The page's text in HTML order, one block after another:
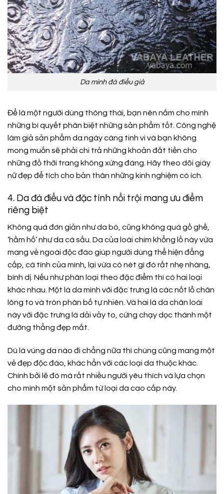
Da mình đà điểu giả
Để là một người dùng thông thái, bạn nên nắm cho mình
những bí quyết phân biệt những sản phẩm tốt. Công nghệ
làm giả sản phẩm da ngày càng tinh vi và bạn không
mong muốn sẽ phải chi trả những khoản đắt tiền cho
những đồ thời trang không xứng đáng. Hãy theo dõi giày
nữ đẹp để tích cho bản thân những kinh nghiệm có ích.
4. Da đà điểu và đặc tính nổi trội mang ưu điểm
riêng biệt
Không quá đơn giản như da bò, cũng không quá gồ ghề,
‘hầm hố’ như da cá sấu. Da của loài chim khổng lồ này vừa
mang vẻ ngoài độc đáo giúp người dùng thể hiện đẳng
cấp, cá tính của mình, lại vừa có nét gì đó rất nhẹ nhàng,
bình dị. Nếu như phân loại theo đặc điểm thì có hai loại
khác nhau. Một là da mình với đặc trưng là các nốt lỗ chân
lông to và tròn phân bố tự nhiên. Và hai là da chân loài
này với đặc trưng là dải vảy to, cứng chạy dọc thành một
đường thẳng đẹp mắt.
Dù là vùng da nào đi chẳng nữa thì chúng cũng mang một
vẻ đẹp độc đáo, khác hẳn với các loại da thuộc khác.
Chính bởi lẽ đó mà rất nhiều người yêu thích và lựa chọn
cho mình một sản phẩm từ loại da cao cấp này.